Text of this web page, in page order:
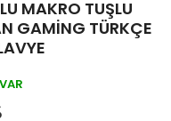
MAKRO TUŞLU
GAMİNG TÜRKÇE
VAR